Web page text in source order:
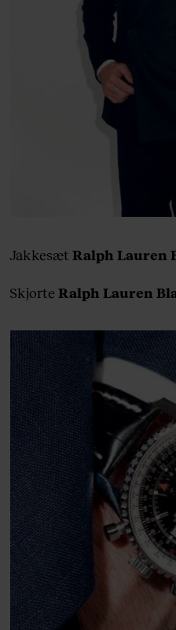
Jakkesæt Ralph Lauren
Skjorte Ralph Lauren